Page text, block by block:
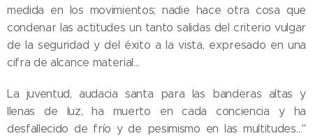
medida en los movimientos; nadie hace otra cosa que
condenar las actitudes un tanto salidas del criterio vulgar
de la seguridad y del éxito a la vista, expresado en una
cifra de alcance material…
La juventud, audacia santa para las banderas altas y
llenas de luz, ha muerto en cada conciencia y ha
desfallecido de frío y de pesimismo en las multitudes…"